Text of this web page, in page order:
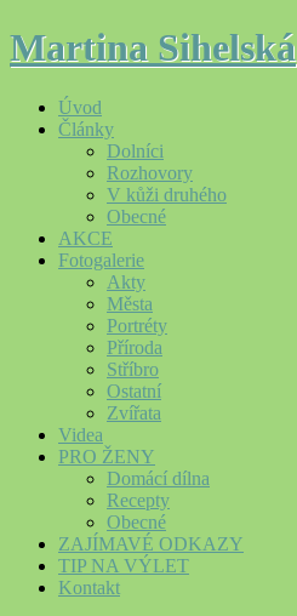
Martina Sihelská
Úvod
Články
Dolníci
Rozhovory
V kůži druhého
Obecné
AKCE
Fotogalerie
Akty
Města
Portréty
Příroda
Stříbro
Ostatní
Zvířata
Videa
PRO ŽENY
Domácí dílna
Recepty
Obecné
ZAJÍMAVÉ ODKAZY
TIP NA VÝLET
Kontakt